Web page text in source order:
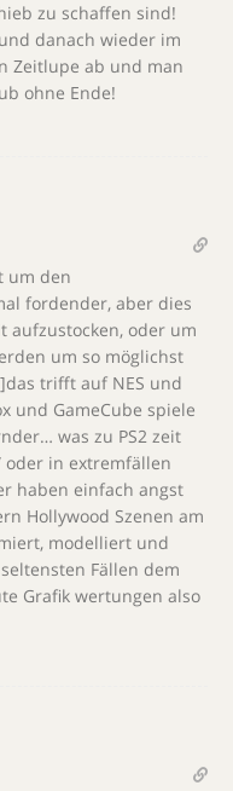
zu schaffen sind!
danach wieder im
Zeitlupe ab und man
ohne Ende!
um den
fordender, aber dies
aufzustocken, oder um
um so möglichst
trifft auf NES und
und GameCube spiele
was zu PS2 zeit
oder in extremfällen
haben einfach angst
Hollywood Szenen am
modelliert und
Fällen dem
Grafik wertungen also